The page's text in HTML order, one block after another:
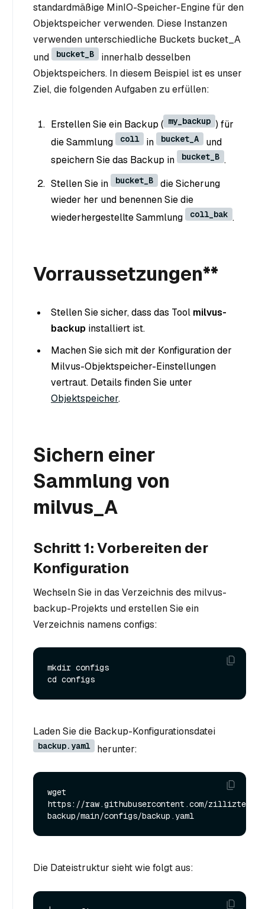
standardmäßige MinIO-Speicher-Engine für den
Objektspeicher verwenden. Diese Instanzen
verwenden unterschiedliche Buckets bucket_A
und
bucket_B
innerhalb desselben
Objektspeichers. In diesem Beispiel ist es unser
Ziel, die folgenden Aufgaben zu erfüllen:
Erstellen Sie ein Backup ( my_backup ) für
die Sammlung
coll in bucket_A
und
speichern Sie das Backup in
bucket_B .
Stellen Sie in
bucket_B
die Sicherung
wieder her und benennen Sie die
wiederhergestellte Sammlung
coll_bak .
Vorraussetzungen**
Stellen Sie sicher, dass das Tool milvus-
backup installiert ist.
Machen Sie sich mit der Konfiguration der
Milvus-Objektspeicher-Einstellungen
vertraut. Details finden Sie unter
Objektspeicher.
Sichern einer
Sammlung von
milvus_A
Schritt 1: Vorbereiten der
Konfiguration
Wechseln Sie in das Verzeichnis des milvus-
backup-Projekts und erstellen Sie ein
Verzeichnis namens configs:
mkdir configs
Laden Sie die Backup-Konfigurationsdatei
backup.yaml herunter:
wget
https://raw.githubusercontent.com/zilliztech/
Die Dateistruktur sieht wie folgt aus: